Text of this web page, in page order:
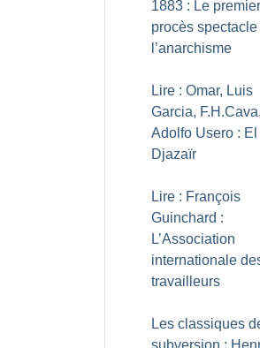
1883 : Le premier
procès spectacle
l’anarchisme
Lire : Omar, Luis
Garcia, F.H.Cava,
Adolfo Usero : El
Djazaïr
Lire : François
Guinchard :
L’Association
internationale
travailleurs
Les classiques
subversion :